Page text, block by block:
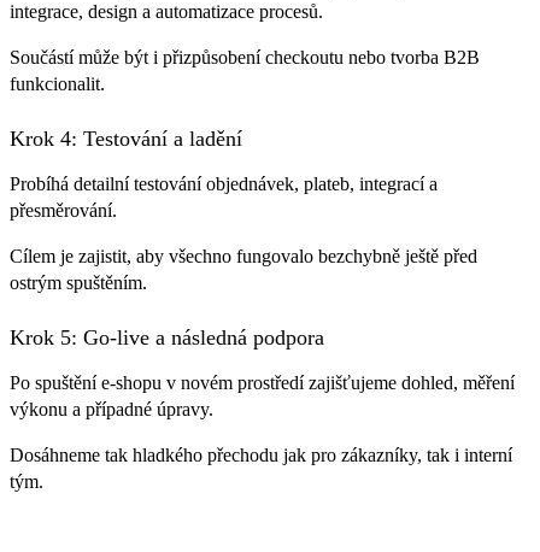
integrace, design a automatizace procesů.
Součástí může být i přizpůsobení checkoutu nebo tvorba B2B
funkcionalit.
Krok 4: Testování a ladění
Probíhá detailní testování objednávek, plateb, integrací a
přesměrování.
Cílem je zajistit, aby všechno fungovalo bezchybně ještě před
ostrým spuštěním.
Krok 5: Go-live a následná podpora
Po spuštění e-shopu v novém prostředí zajišťujeme dohled, měření
výkonu a případné úpravy.
Dosáhneme tak hladkého přechodu jak pro zákazníky, tak i interní
tým.